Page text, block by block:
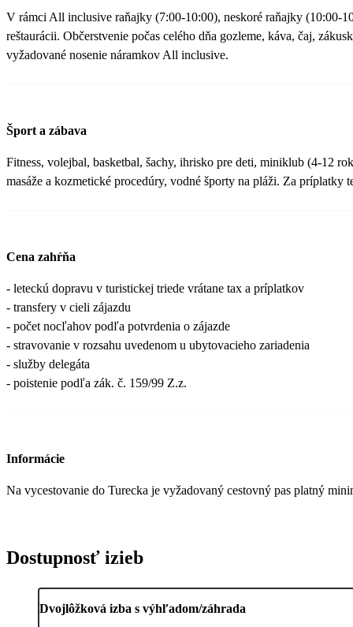
V rámci All inclusive raňajky (7:00-10:00), neskoré raňajky (10:00-
reštaurácii. Občerstvenie počas celého dňa gozleme, káva, čaj,
vyžadované nosenie náramkov All inclusive.
Šport a zábava
Fitness, volejbal, basketbal, šachy, ihrisko pre deti, miniklub (4-12
masáže a kozmetické procedúry, vodné športy na pláži. Za
Cena zahŕňa
- leteckú dopravu v turistickej triede vrátane tax a príplatkov
- transfery v cieli zájazdu
- počet nocľahov podľa potvrdenia o zájazde
- stravovanie v rozsahu uvedenom u ubytovacieho zariadenia
- služby delegáta
- poistenie podľa zák. č. 159/99 Z.z.
Informácie
Na vycestovanie do Turecka je vyžadovaný cestovný pas platný
Dostupnosť izieb
Dvojlôžková izba s výhľadom/záhrada